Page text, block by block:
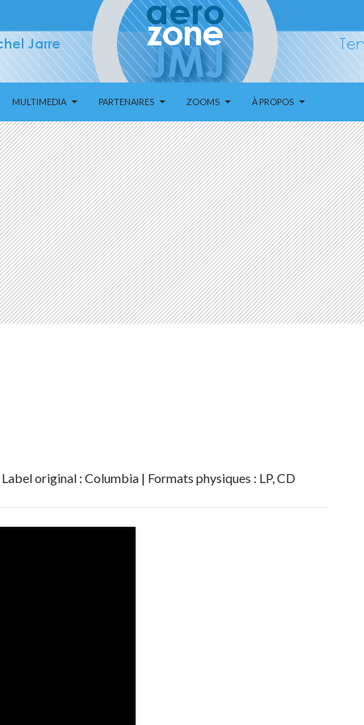
MULTIMEDIA PARTENAIRES ZOOMS À PROPOS
original : Columbia | Formats physiques : LP, CD